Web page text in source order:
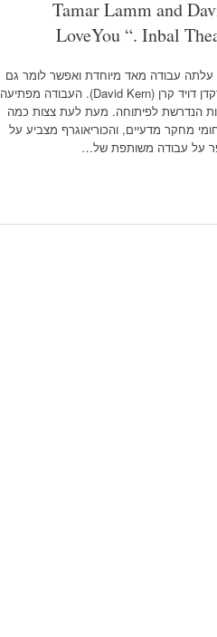
Tamar Lamm and
LoveYou “. Inbal
עלתה עבודה מאד מיוחדת ואפשר לומר גם
מפתיעה של תמר לם ובן זוגה, הרקדן דויד קרן (David Kern). העבודה מפתיעה
הנדרשת לפיתוחה. מעת לעת צצות כמה
מחקר מדעיים, והכוריאוגרף מצביע על
על עבודה משותפת של…